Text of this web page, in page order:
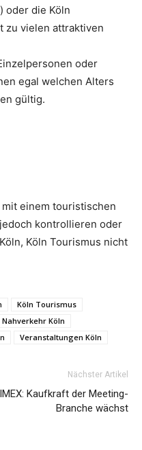
oder die Köln
zu vielen attraktiven
oder
egal welchen Alters
gültig.
einem touristischen
kontrollieren oder
Köln Tourismus nicht
Köln Tourismus
Nahverkehr Köln
Veranstaltungen Köln
Nächster Artikel
IMEX: Kaufkraft der Meeting-
Branche wächst